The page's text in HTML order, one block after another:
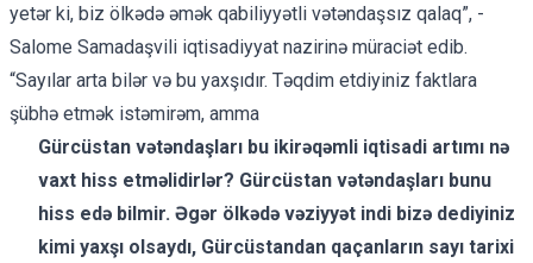
yetər ki, biz ölkədə əmək qabiliyyətli vətəndaşsız qalaq”, -
Salome Samadaşvili iqtisadiyyat nazirinə müraciət edib.
“Sayılar arta bilər və bu yaxşıdır. Təqdim etdiyiniz faktlara
şübhə etmək istəmirəm, amma
Gürcüstan vətəndaşları bu ikirəqəmli iqtisadi artımı nə
vaxt hiss etməlidirlər? Gürcüstan vətəndaşları bunu
hiss edə bilmir. Əgər ölkədə vəziyyət indi bizə dediyiniz
kimi yaxşı olsaydı, Gürcüstandan qaçanların sayı tarixi